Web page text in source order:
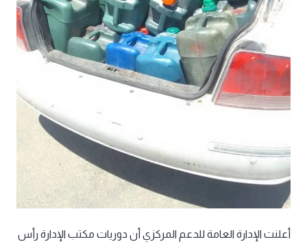
أعلنت الإدارة العامة للدعم المركزي أن دوريات مكتب الإدارة رأس